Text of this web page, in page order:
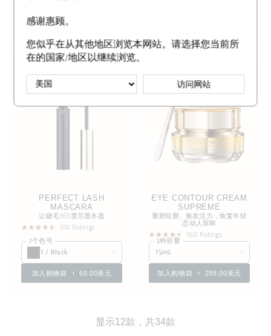
加入购物袋
PERFECT LASH
MASCARA
让睫毛360度尽显丰盈
100 Ratings
2个色号
1 / Black
加入购物袋 60.00美元
EYE CONTOUR CREAM
SUPREME
重塑轮廓、焕发活力，恢复年轻
态动人双眸
560 Ratings
3种容量
15mL
加入购物袋 298.00美元
显示12款，共34款
感谢惠顾。
您似乎在从其他地区浏览本网站。请选择您当前所
在的国家/地区以继续浏览。
访问网站